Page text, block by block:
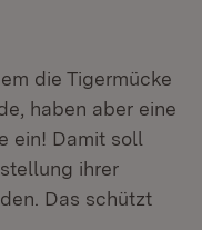
die Tigermücke
haben aber eine
ein! Damit soll
ihrer
Das schützt